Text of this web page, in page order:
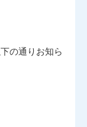
の通りお知ら